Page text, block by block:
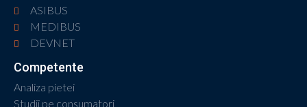
ASIBUS
MEDIBUS
DEVNET
Competente
Analiza pietei
Studii pe consumatori